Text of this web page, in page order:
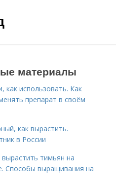
материалы
как использовать. Как
препарат в своём
как вырастить.
в России
тимьян на
Способы выращивания на